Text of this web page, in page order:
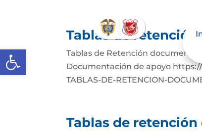
Abrir barra de herramientas
Tablas de
Tablas de Retención
Documentación de apoyo
TABLAS-DE-RETENCION-
Tablas de